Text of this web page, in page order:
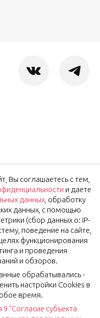
данных
OK
с Политикой
на обработку
2024, 2026
Вы соглашаетесь с тем,
и даете
данных , обработку
данных, с помощью
(сбор данных о: IP-
поведение на сайте,
функционирования
и проведения
и обзоров.
обрабатывались -
настройки Cookies в
время.
"Согласие субъекта